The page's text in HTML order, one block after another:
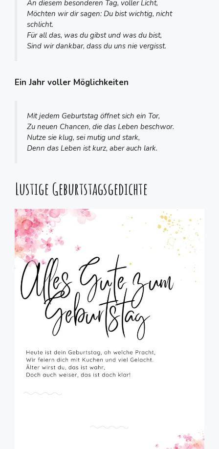
An diesem besonderen Tag, voller Licht,
Möchten wir dir sagen: Du bist wichtig, nicht
schlicht.
Für all das, was du gibst und was du bist,
Sind wir dankbar, dass du uns nie vergisst.
Ein Jahr voller Möglichkeiten
Mit jedem Geburtstag öffnet sich ein Tor,
Zu neuen Chancen, die das Leben beschwor.
Nutze sie klug, sei mutig und stark,
Denn das Leben ist kurz, aber auch lark.
Lustige Geburtstagsgedichte